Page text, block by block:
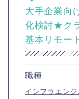
大手企業向
化検討★ク
基本リモー
職種
インフラエンジ